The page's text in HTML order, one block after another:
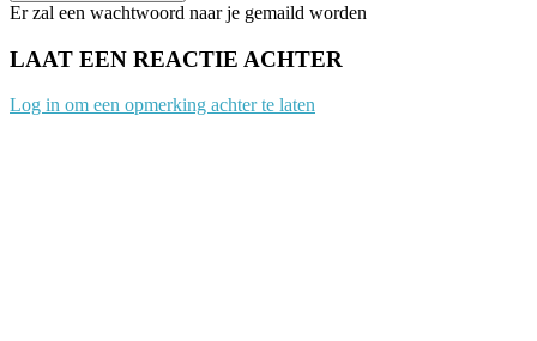
Er zal een wachtwoord naar je gemaild worden
LAAT EEN REACTIE ACHTER
Log in om een opmerking achter te laten